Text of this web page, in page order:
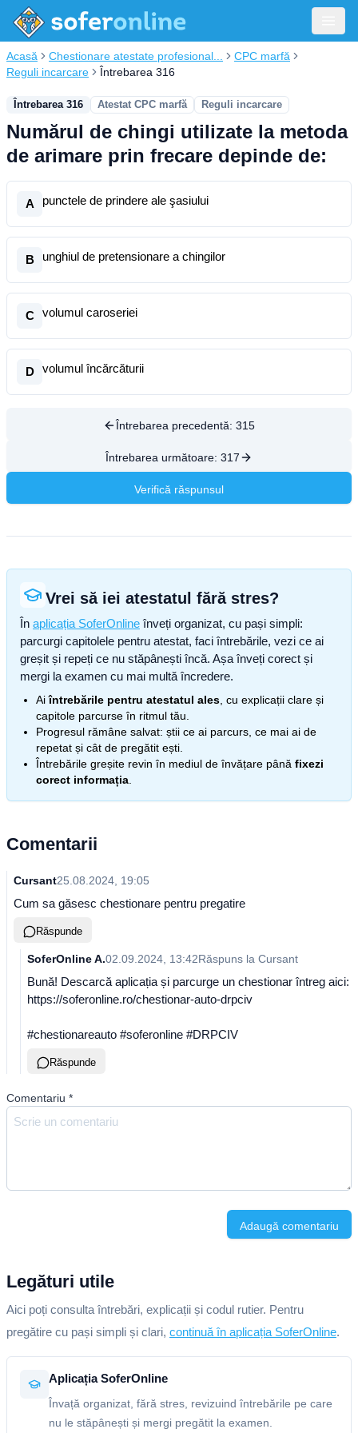
Acasă Chestionare atestate profesional...
CPC marfă
Reguli incarcare
Întrebarea 316
Întrebarea 316 Atestat CPC marfă Reguli incarcare
Numărul de chingi utilizate la metoda
de arimare prin frecare depinde de:
A punctele de prindere ale şasiului
B unghiul de pretensionare a chingilor
C volumul caroseriei
D volumul încărcăturii
Întrebarea precedentă: 315
Întrebarea următoare: 317
Verifică răspunsul
Vrei să iei atestatul fără stres?
În aplicația SoferOnline înveți organizat, cu pași simpli:
parcurgi capitolele pentru atestat, faci întrebările, vezi ce ai
greșit și repeți ce nu stăpânești încă. Așa înveți corect și
mergi la examen cu mai multă încredere.
Aiîntrebările pentru atestatul ales , cu explicații clare și
capitole parcurse în ritmul tău.
Progresul rămâne salvat: știi ce ai parcurs, ce mai ai de
repetat și cât de pregătit ești.
Întrebările greșite revin în mediul de învățare până fixezi
corect informația
Comentarii
Cursant25.08.2024, 19:05
Cum sa găsesc chestionare pentru pregatire
Răspunde
SoferOnline A.02.09.2024, 13:42Răspuns la Cursant
Bună! Descarcă aplicația și parcurge un chestionar întreg aici:
https://soferonline.ro/chestionar-auto-drpciv
#chestionareauto #soferonline #DRPCIV
Răspunde
Comentariu *
Adaugă comentariu
Legături utile
Aici poți consulta întrebări, explicații și codul rutier. Pentru
pregătire cu pași simpli și clari, continuă în aplicația SoferOnline.
Aplicația SoferOnline
Învață organizat, fără stres, revizuind întrebările pe care
nu le stăpânești și mergi pregătit la examen.